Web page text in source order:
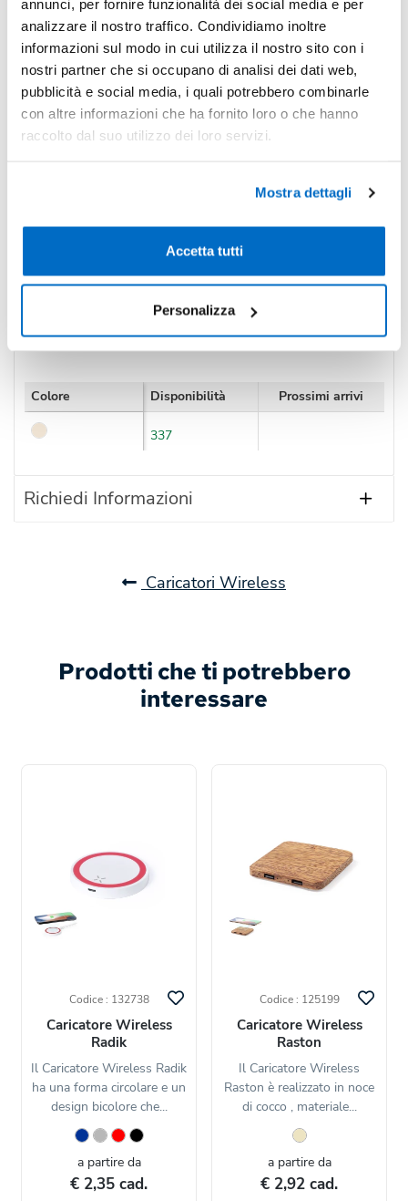
annunci, per fornire funzionalità dei social media e per
analizzare il nostro traffico. Condividiamo inoltre
informazioni sul modo in cui utilizza il nostro sito con i
nostri partner che si occupano di analisi dei dati web,
pubblicità e social media, i quali potrebbero combinarle
con altre informazioni che ha fornito loro o che hanno
raccolto dal suo utilizzo dei loro servizi.
Mostra dettagli
Accetta tutti
Personalizza
-11%
*Prezzi prodotto per quantità merce neutra e prezzi IVA
Non trovi la quantità in tabella?Calcola il preventivo
IVA incl.Totale:€ 674,68
Disponibilità
Colore Disponibilità Prossimi arrivi
337
Richiedi Informazioni
Caricatori Wireless
Prodotti che ti potrebbero
interessare
Codice : 132738
Caricatore Wireless
Radik
Il Caricatore Wireless Radik
ha una forma circolare e un
design bicolore che...
a partire da
€ 2,35 cad.
Codice : 125199
Caricatore Wireless
Raston
Il Caricatore Wireless
Raston è realizzato in noce
di cocco , materiale...
a partire da
€ 2,92 cad.